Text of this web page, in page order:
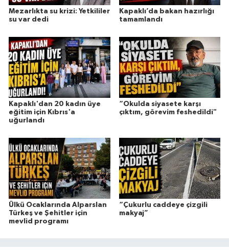
Mezarlıkta su krizi: Yetkililer
su var dedi
Kapaklı’da bakan hazırlığı
tamamlandı
Kapaklı'dan 20 kadın üye
eğitim için Kıbrıs'a
uğurlandı
“Okulda siyasete karşı
çıktım, görevim feshedildi"
Ülkü Ocaklarında Alparslan
Türkeş ve Şehitler için
mevlid programı
“Çukurlu caddeye çizgili
makyaj”